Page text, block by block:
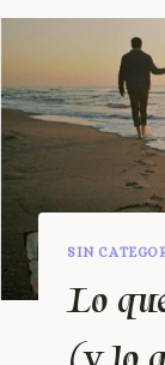
SIN
Lo